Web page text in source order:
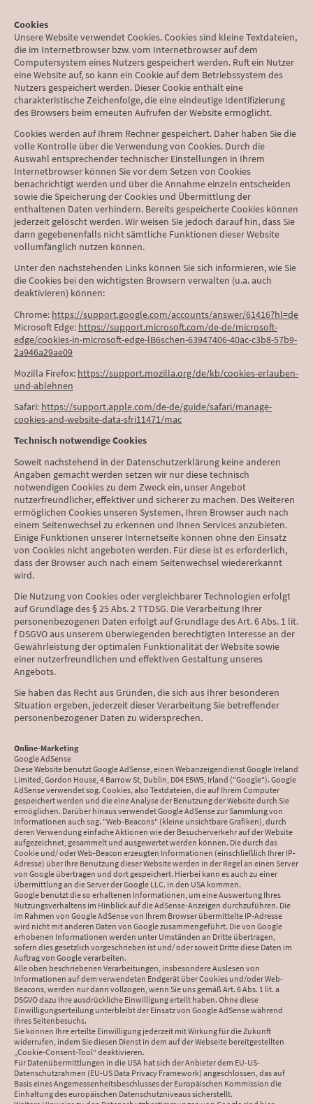
Cookies
Unsere Website verwendet Cookies. Cookies sind kleine Textdateien,
die im Internetbrowser bzw. vom Internetbrowser auf dem
Computersystem eines Nutzers gespeichert werden. Ruft ein Nutzer
eine Website auf, so kann ein Cookie auf dem Betriebssystem des
Nutzers gespeichert werden. Dieser Cookie enthält eine
charakteristische Zeichenfolge, die eine eindeutige Identifizierung
des Browsers beim erneuten Aufrufen der Website ermöglicht.
Cookies werden auf Ihrem Rechner gespeichert. Daher haben Sie die
volle Kontrolle über die Verwendung von Cookies. Durch die
Auswahl entsprechender technischer Einstellungen in Ihrem
Internetbrowser können Sie vor dem Setzen von Cookies
benachrichtigt werden und über die Annahme einzeln entscheiden
sowie die Speicherung der Cookies und Übermittlung der
enthaltenen Daten verhindern. Bereits gespeicherte Cookies können
jederzeit gelöscht werden. Wir weisen Sie jedoch darauf hin, dass Sie
dann gegebenenfalls nicht sämtliche Funktionen dieser Website
vollumfänglich nutzen können.
Unter den nachstehenden Links können Sie sich informieren, wie Sie
die Cookies bei den wichtigsten Browsern verwalten (u.a. auch
deaktivieren) können:
Chrome: https://support.google.com/accounts/answer/61416?hl=de
Microsoft Edge: https://support.microsoft.com/de-de/microsoft-
edge/cookies-in-microsoft-edge-lB6schen-63947406-40ac-c3b8-57b9-
2a946a29ae09
Mozilla Firefox: https://support.mozilla.org/de/kb/cookies-erlauben-
und-ablehnen
Safari: https://support.apple.com/de-de/guide/safari/manage-
cookies-and-website-data-sfri11471/mac
Technisch notwendige Cookies
Soweit nachstehend in der Datenschutzerklärung keine anderen
Angaben gemacht werden setzen wir nur diese technisch
notwendigen Cookies zu dem Zweck ein, unser Angebot
nutzerfreundlicher, effektiver und sicherer zu machen. Des Weiteren
ermöglichen Cookies unseren Systemen, Ihren Browser auch nach
einem Seitenwechsel zu erkennen und Ihnen Services anzubieten.
Einige Funktionen unserer Internetseite können ohne den Einsatz
von Cookies nicht angeboten werden. Für diese ist es erforderlich,
dass der Browser auch nach einem Seitenwechsel wiedererkannt
wird.
Die Nutzung von Cookies oder vergleichbarer Technologien erfolgt
auf Grundlage des § 25 Abs. 2 TTDSG. Die Verarbeitung Ihrer
personenbezogenen Daten erfolgt auf Grundlage des Art. 6 Abs. 1 lit.
f DSGVO aus unserem überwiegenden berechtigten Interesse an der
Gewährleistung der optimalen Funktionalität der Website sowie
einer nutzerfreundlichen und effektiven Gestaltung unseres
Angebots.
Sie haben das Recht aus Gründen, die sich aus Ihrer besonderen
Situation ergeben, jederzeit dieser Verarbeitung Sie betreffender
personenbezogener Daten zu widersprechen.
Online-Marketing
Google AdSense
Diese Website benutzt Google AdSense, einen Webanzeigendienst Google Ireland
Limited, Gordon House, 4 Barrow St, Dublin, D04 E5W5, Irland ("Google"). Google
AdSense verwendet sog. Cookies, also Textdateien, die auf Ihrem Computer
gespeichert werden und die eine Analyse der Benutzung der Website durch Sie
ermöglichen. Darüber hinaus verwendet Google AdSense zur Sammlung von
Informationen auch sog. "Web-Beacons" (kleine unsichtbare Grafiken), durch
deren Verwendung einfache Aktionen wie der Besucherverkehr auf der Website
aufgezeichnet, gesammelt und ausgewertet werden können. Die durch das
Cookie und/ oder Web-Beacon erzeugten Informationen (einschließlich Ihrer IP-
Adresse) über Ihre Benutzung dieser Website werden in der Regel an einen Server
von Google übertragen und dort gespeichert. Hierbei kann es auch zu einer
Übermittlung an die Server der Google LLC. in den USA kommen.
Google benutzt die so erhaltenen Informationen, um eine Auswertung Ihres
Nutzungsverhaltens im Hinblick auf die AdSense-Anzeigen durchzuführen. Die
im Rahmen von Google AdSense von Ihrem Browser übermittelte IP-Adresse
wird nicht mit anderen Daten von Google zusammengeführt. Die von Google
erhobenen Informationen werden unter Umständen an Dritte übertragen,
sofern dies gesetzlich vorgeschrieben ist und/ oder soweit Dritte diese Daten im
Auftrag von Google verarbeiten.
Alle oben beschriebenen Verarbeitungen, insbesondere Auslesen von
Informationen auf dem verwendeten Endgerät über Cookies und/oder Web-
Beacons, werden nur dann vollzogen, wenn Sie uns gemäß Art. 6 Abs. 1 lit. a
DSGVO dazu Ihre ausdrückliche Einwilligung erteilt haben. Ohne diese
Einwilligungserteilung unterbleibt der Einsatz von Google AdSense während
Ihres Seitenbesuchs.
Sie können Ihre erteilte Einwilligung jederzeit mit Wirkung für die Zukunft
widerrufen, indem Sie diesen Dienst in dem auf der Webseite bereitgestellten
„Cookie-Consent-Tool“ deaktivieren.
Für Datenübermittlungen in die USA hat sich der Anbieter dem EU-US-
Datenschutzrahmen (EU-US Data Privacy Framework) angeschlossen, das auf
Basis eines Angemessenheitsbeschlusses der Europäischen Kommission die
Einhaltung des europäischen Datenschutzniveaus sicherstellt.